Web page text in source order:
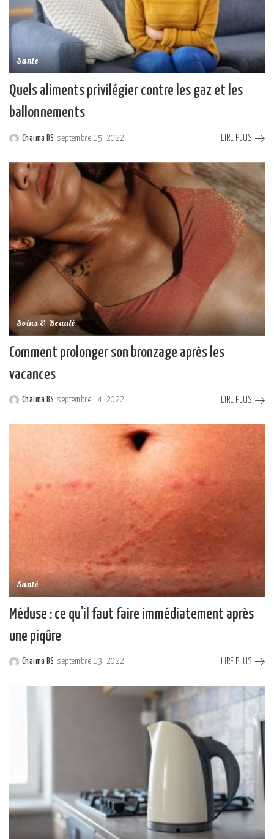
Santé
Quels aliments privilégier contre les gaz et les
ballonnements
Posted
Chaima BS septembre 15, 2022 LIRE PLUS
Soins & Beauté
Comment prolonger son bronzage après les
vacances
Chaima BS septembre 14, 2022 LIRE PLUS
Santé
Méduse : ce qu’il faut faire immédiatement après
une piqûre
Posted
Chaima BS septembre 13, 2022 LIRE PLUS